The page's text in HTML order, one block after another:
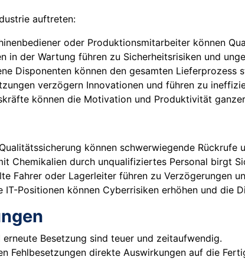
auftreten:
oder Produktionsmitarbeiter können
in der Wartung führen zu Sicherheitsrisiken und
Disponenten können den gesamten Lieferprozess
verzögern Innovationen und führen zu
können die Motivation und Produktivität
können schwerwiegende Rückrufe
Chemikalien durch unqualifiziertes Personal birgt
Fahrer oder Lagerleiter führen zu Verzögerungen
IT-Positionen können Cyberrisiken erhöhen und die
Besetzung sind teuer und zeitaufwendig.
Fehlbesetzungen direkte Auswirkungen auf die